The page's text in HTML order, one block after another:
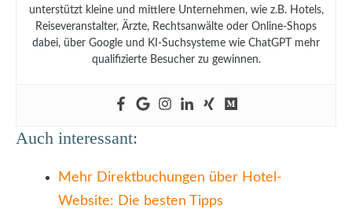
unterstützt kleine und mittlere Unternehmen, wie z.B. Hotels,
Reiseveranstalter, Ärzte, Rechtsanwälte oder Online-Shops
dabei, über Google und KI-Suchsysteme wie ChatGPT mehr
qualifizierte Besucher zu gewinnen.
Auch interessant:
Mehr Direktbuchungen über Hotel-
Website: Die besten Tipps